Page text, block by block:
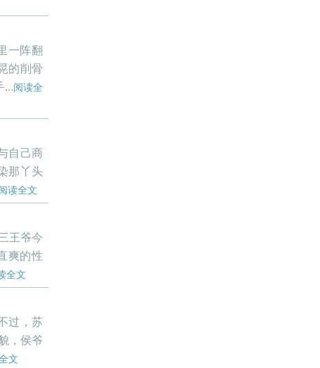
一阵翻
的削骨
...阅读全
自己商
那丫头
读全文
王爷今
爽的性
全文
过，苏
，侯爷
文